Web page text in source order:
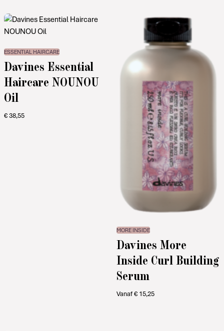
ESSENTIAL HAIRCARE
Davines Essential
Haircare NOUNOU
Oil
€38,55
MORE INSIDE
Davines More
Inside Curl Building
Serum
Vanaf€15,25